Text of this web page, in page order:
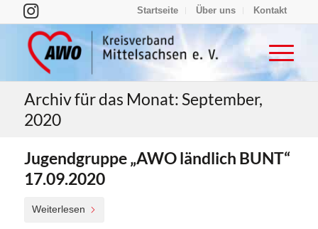
Startseite Über uns Kontakt
Archiv für das Monat: September,
2020
Jugendgruppe „AWO ländlich BUNT“
17.09.2020
Weiterlesen